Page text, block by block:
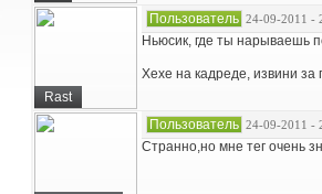
Rast
Пользователь 24-09-2011 -
Ньюсик, где ты нарываешь
Хехе на кадреде, извини за
Пользователь 24-09-2011 -
Странно,но мне тег очень